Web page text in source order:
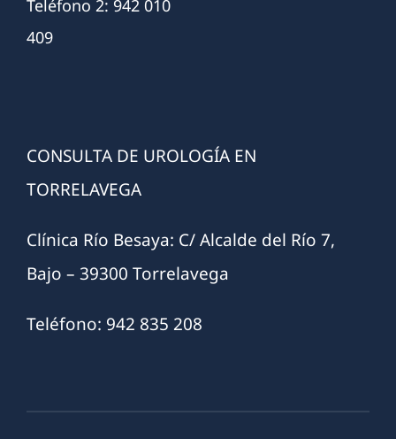
Teléfono 2: 942 010
409
CONSULTA DE UROLOGÍA EN
TORRELAVEGA
Clínica Río Besaya: C/ Alcalde del Río 7,
Bajo – 39300 Torrelavega
Teléfono: 942 835 208